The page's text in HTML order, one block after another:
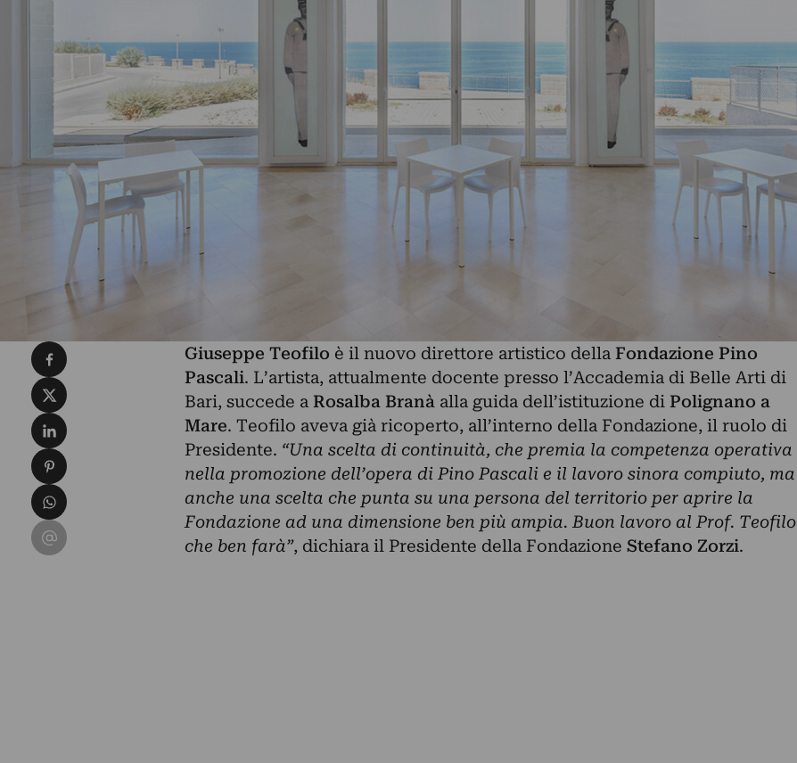
Giuseppe Teofilo è il nuovo direttore artistico della Fondazione Pino
Pascali. L’artista, attualmente docente presso l’Accademia di Belle Arti di
Bari, succede a Rosalba Branàalla guida dell’istituzione di Polignano a
Mare. Teofilo aveva già ricoperto, all’interno della Fondazione, il ruolo di
Presidente. “Una scelta di continuità, che premia la competenza operativa
nella promozione dell’opera di Pino Pascali e il lavoro sinora compiuto, ma
anche una scelta che punta su una persona del territorio per aprire la
Fondazione ad una dimensione ben più ampia. Buon lavoro al Prof. Teofilo
che ben farà”, dichiara il Presidente della Fondazione Stefano Zorzi.
Condividi su Facebook
Condividi su X
Condividi su LinkedIn
Condividi su Pinterest
Condividi su WhatsApp
Condividi su Email